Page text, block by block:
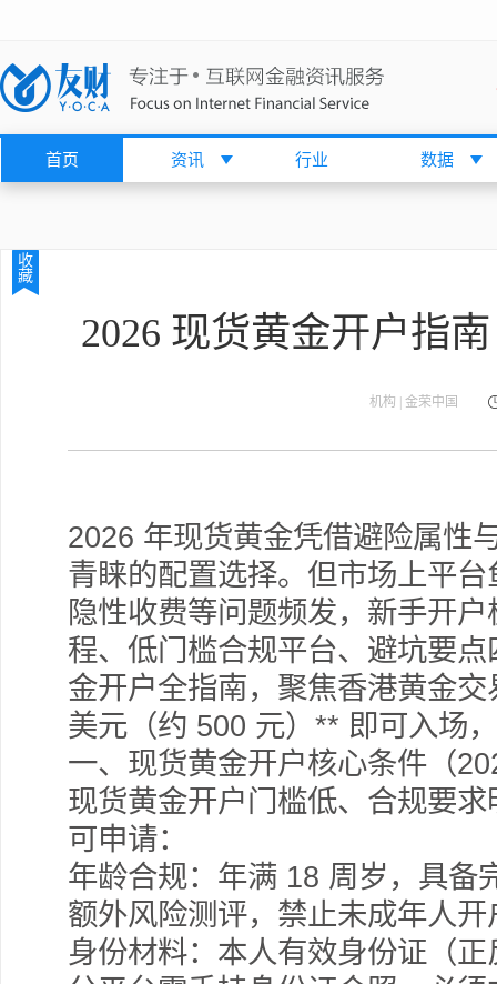
首页 资讯 行业 数据
收
藏
2026 现货黄金开户指
机构 | 金荣中国
2026 年现货黄金凭借避险属性
青睐的配置选择。但市场上平
隐性收费等问题频发，新手开
程、低门槛合规平台、避坑要
金开户全指南，聚焦香港黄金
美元（约 500 元）** 即可入场
一、现货黄金开户核心条件（
现货黄金开户门槛低、合规要
可申请：
年龄合规：年满 18 周岁，具备
额外风险测评，禁止未成年人开
身份材料：本人有效身份证（